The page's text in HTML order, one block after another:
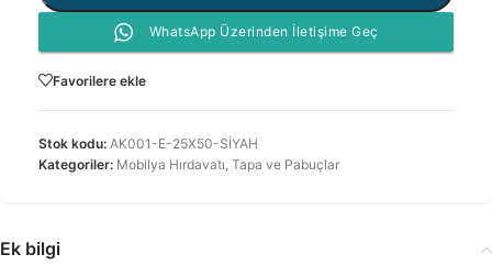
WhatsApp Üzerinden İletişime Geç
Favorilere ekle
Stok kodu: AK001-E-25X50-SİYAH
Kategoriler: Mobilya Hırdavatı, Tapa ve Pabuçlar
Ek bilgi